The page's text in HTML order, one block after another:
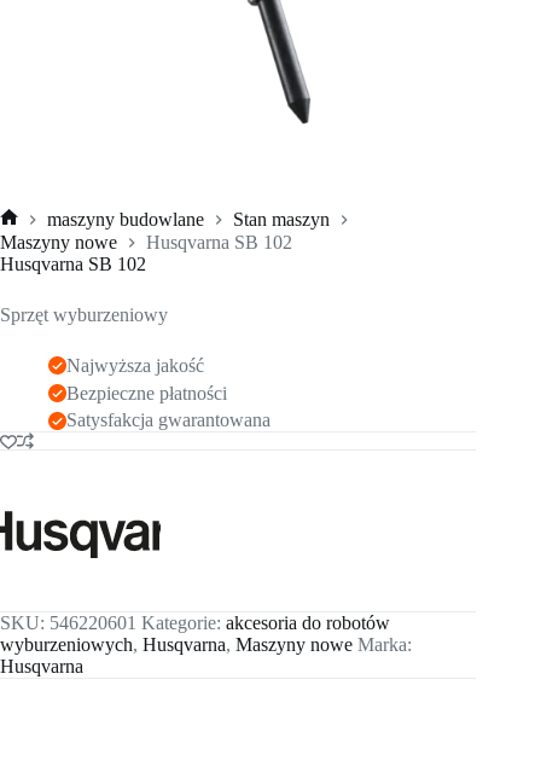
Strona
główna
maszyny budowlane
Stan maszyn
Maszyny nowe
Husqvarna SB 102
Husqvarna SB 102
Sprzęt wyburzeniowy
Najwyższa jakość
Bezpieczne płatności
Satysfakcja gwarantowana
SKU: 546220601 Kategorie: akcesoria do robotów
wyburzeniowych, Husqvarna, Maszyny nowe Marka:
Husqvarna